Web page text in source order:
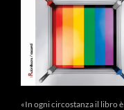
«In ogni circostanza il libro è